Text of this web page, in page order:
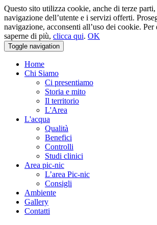
Questo sito utilizza cookie, anche di terze
navigazione dell’utente e i servizi offerti.
navigazione, acconsenti all’uso dei cookie.
saperne di più, clicca qui. OK
Toggle navigation
Home
Chi Siamo
Ci presentiamo
Storia e mito
Il territorio
L'Area
L'acqua
Qualità
Benefici
Controlli
Studi clinici
Area pic-nic
L’area Pic-nic
Consigli
Ambiente
Gallery
Contatti